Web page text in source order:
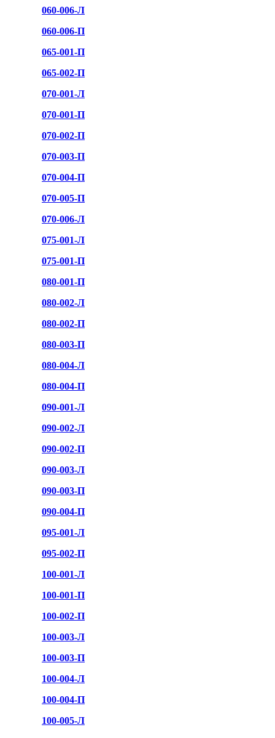
060-006-Л
060-006-П
065-001-П
065-002-П
070-001-Л
070-001-П
070-002-П
070-003-П
070-004-П
070-005-П
070-006-Л
075-001-Л
075-001-П
080-001-П
080-002-Л
080-002-П
080-003-П
080-004-Л
080-004-П
090-001-Л
090-002-Л
090-002-П
090-003-Л
090-003-П
090-004-П
095-001-Л
095-002-П
100-001-Л
100-001-П
100-002-П
100-003-Л
100-003-П
100-004-Л
100-004-П
100-005-Л